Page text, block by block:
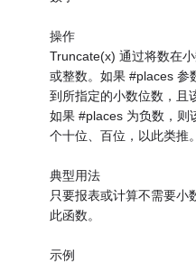
操作
Truncate(x) 通过将数在
或整数。如果 #places 参
到所指定的小数位数，且
如果 #places 为负数，则
个十位、百位，以此类推。
典型用法
只要报表或计算不需要小
此函数。
示例